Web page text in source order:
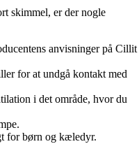
skimmel, er der nogle
anvisninger på Cillit
for at undgå kontakt med
i det område, hvor du
for børn og kæledyr.